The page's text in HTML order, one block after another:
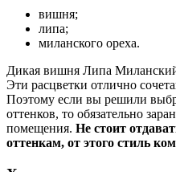
вишня;
липа;
миланского ореха.
Дикая вишня Липа
Эти расцветки отлично
Поэтому если вы решили
оттенков, то обязательно
помещения. Не стоит
оттенкам, от этого стиль